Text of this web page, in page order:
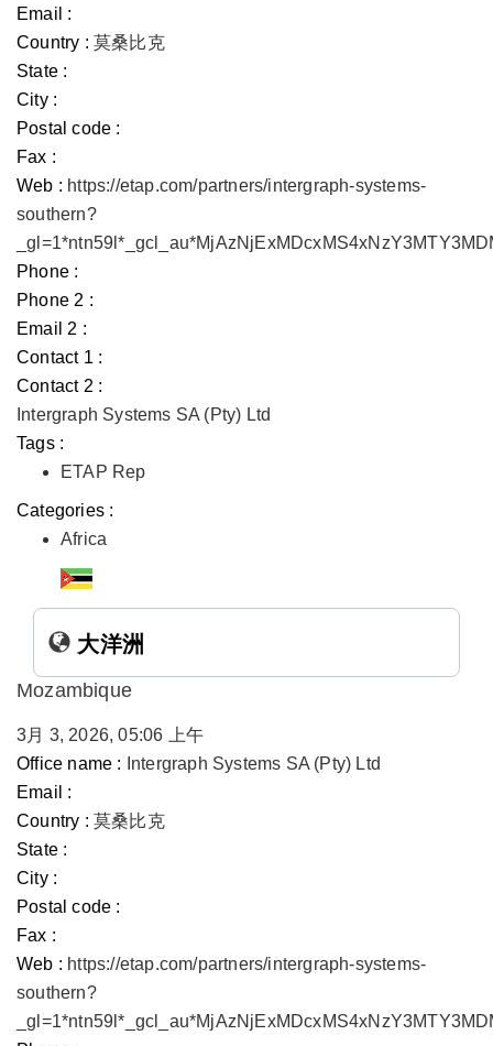
Email :
Country : 莫桑比克
State :
City :
Postal code :
Fax :
Web : https://etap.com/partners/intergraph-systems-
southern?
Phone :
Phone 2 :
Email 2 :
Contact 1 :
Contact 2 :
Intergraph Systems SA (Pty) Ltd
Tags :
ETAP Rep
Categories :
Africa
大洋洲
Mozambique
3月 3, 2026, 05:06 上午
Office name :
Intergraph Systems SA (Pty) Ltd
Email :
Country : 莫桑比克
State :
City :
Postal code :
Fax :
Web : https://etap.com/partners/intergraph-systems-
southern?